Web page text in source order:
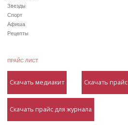
Звезды
Спорт
Афиша
Рецепты
ПРАЙС ЛИСТ
Скачать медиакит Скачать прайс
Скачать прайс для журнала